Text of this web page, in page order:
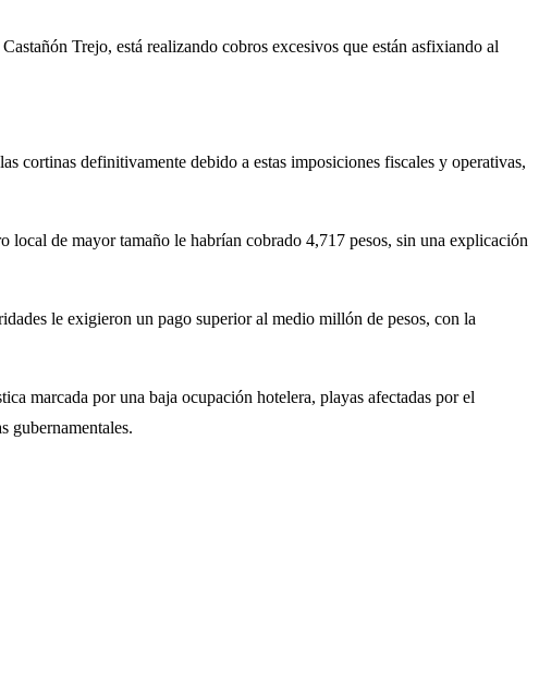
Trejo, está realizando cobros excesivos que están asfixiando al
cortinas definitivamente debido a estas imposiciones fiscales y operativas,
local de mayor tamaño le habrían cobrado 4,717 pesos, sin una explicación
le exigieron un pago superior al medio millón de pesos, con la
marcada por una baja ocupación hotelera, playas afectadas por el
gubernamentales.